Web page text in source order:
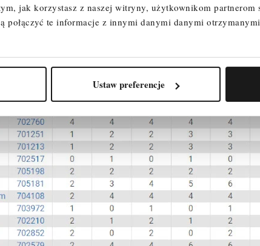
jak korzystasz z naszej witryny, użytkownikom partnerom
połączyć te informacje z innymi danymi danymi
Ustaw preferencje
rusztowań 3) według PN EN 1004-1.